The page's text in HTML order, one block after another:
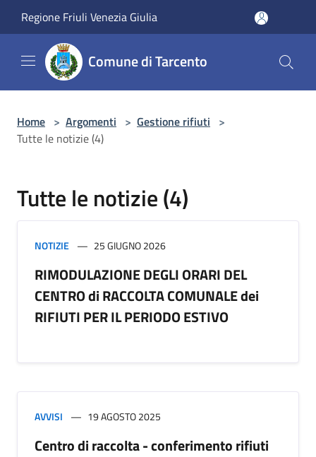
Regione Friuli Venezia Giulia
Comune di Tarcento
Home > Argomenti > Gestione rifiuti >
Tutte le notizie (4)
Tutte le notizie (4)
NOTIZIE 25 GIUGNO 2026
RIMODULAZIONE DEGLI ORARI DEL
CENTRO di RACCOLTA COMUNALE dei
RIFIUTI PER IL PERIODO ESTIVO
AVVISI 19 AGOSTO 2025
Centro di raccolta - conferimento rifiuti